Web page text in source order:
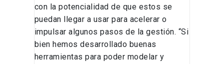
con la potencialidad de que estos se
puedan llegar a usar para acelerar o
impulsar algunos pasos de la gestión. “Si
bien hemos desarrollado buenas
herramientas para poder modelar y